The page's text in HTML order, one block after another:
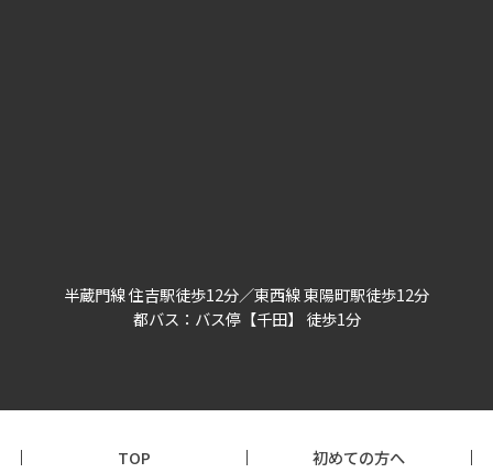
半蔵門線 住吉駅徒歩12分／東西線 東陽町駅徒歩12分
都バス：バス停【千田】 徒歩1分
TOP 初めての方へ